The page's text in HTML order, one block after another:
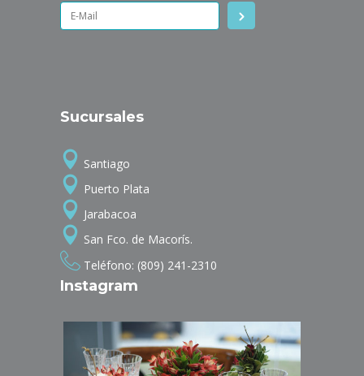
Sucursales
Santiago
Puerto Plata
Jarabacoa
San Fco. de Macorís.
Teléfono: (809) 241-2310
Instagram